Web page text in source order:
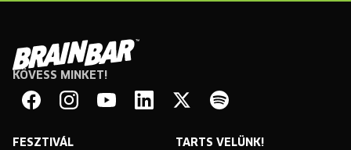
Brain
Bar
KÖVESS MINKET!
FESZTIVÁL TARTS VELÜNK!